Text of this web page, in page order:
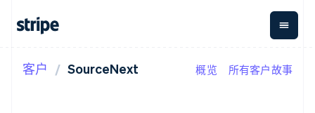
支付 营收
资金管
平台
按企业阶段
文档学习
客户 SourceNext 概览 所有客户故事